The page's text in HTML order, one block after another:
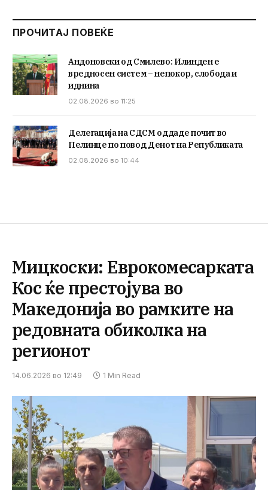
ПРОЧИТАЈ ПОВЕЌЕ
Андоновски од Смилево: Илинден е
вредносен систем – непокор, слобода и
иднина
02.08.2026 во 11:25
Делегација на СДСМ оддаде почит во
Пелинце по повод Денот на Републиката
02.08.2026 во 10:44
Мицкоски: Еврокомесарката
Кос ќе престојува во
Македонија во рамките на
редовната обиколка на
регионот
14.06.2026 во 12:49 1 Min Read